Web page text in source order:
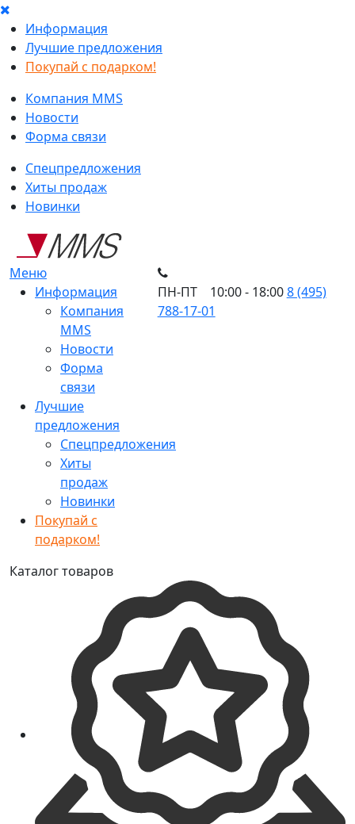
Информация
Лучшие предложения
Покупай с подарком!
Компания MMS
Новости
Форма связи
Спецпредложения
Хиты продаж
Новинки
Меню
Информация
Компания
MMS
Новости
Форма
связи
Лучшие
предложения
Спецпредложения
Хиты
продаж
Новинки
Покупай с
подарком!
ПН-ПТ 10:00 - 18:008 (495)
788-17-01
Каталог товаров